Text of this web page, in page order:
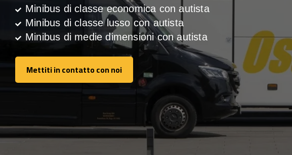
Minibus di classe economica con autista
Minibus di classe lusso con autista
Minibus di medie dimensioni con autista
Mettiti in contatto con noi
Mettiti in contatto con noi